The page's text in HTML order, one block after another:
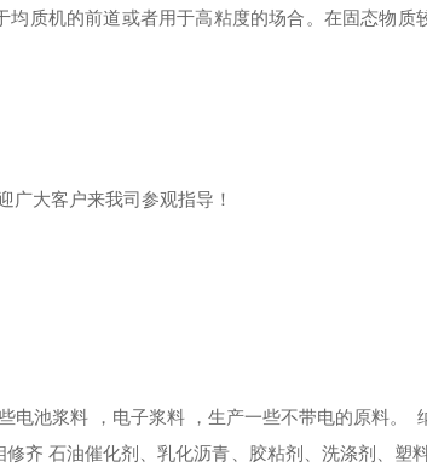
质机的前道或者用于高粘度的场合。在固态物质
大客户来我司参观指导！
池浆料 ，电子浆料 ，生产一些不带电的原料。
齐 石油催化剂、乳化沥青、胶粘剂、洗涤剂、塑